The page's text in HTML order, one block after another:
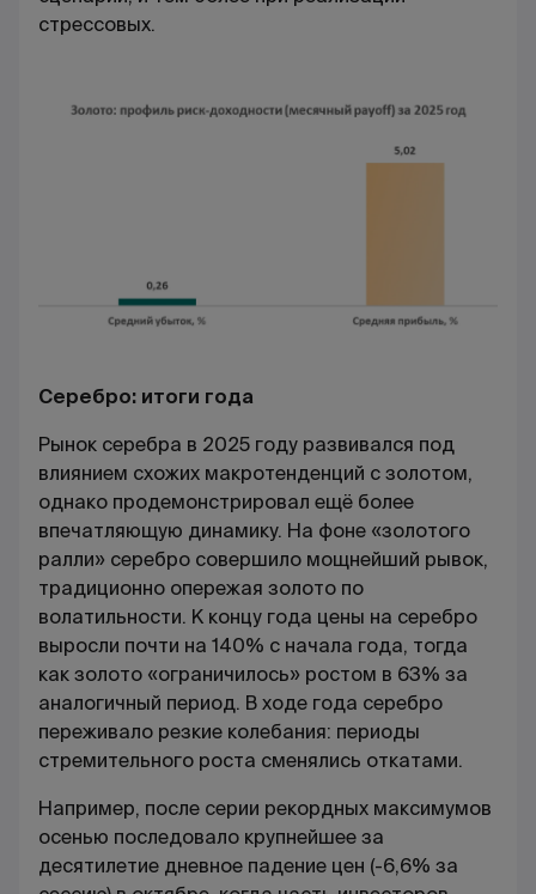
стрессовых.
Серебро: итоги года
Рынок серебра в 2025 году развивался под
влиянием схожих макротенденций с золотом,
однако продемонстрировал ещё более
впечатляющую динамику. На фоне «золотого
ралли» серебро совершило мощнейший рывок,
традиционно опережая золото по
волатильности. К концу года цены на серебро
выросли почти на 140% с начала года, тогда
как золото «ограничилось» ростом в 63% за
аналогичный период. В ходе года серебро
переживало резкие колебания: периоды
стремительного роста сменялись откатами.
Например, после серии рекордных максимумов
осенью последовало крупнейшее за
десятилетие дневное падение цен (-6,6% за